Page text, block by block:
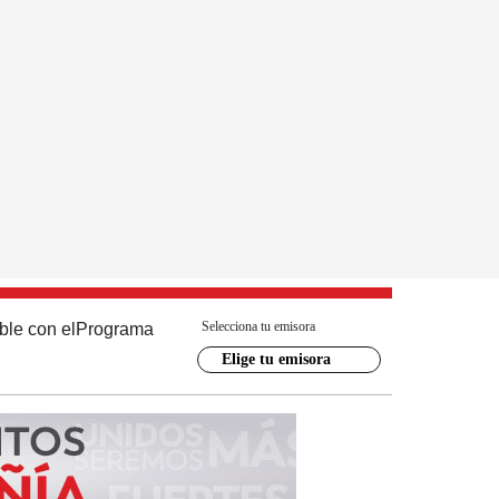
con el Programa Selecciona tu emisora
Elige tu emisora